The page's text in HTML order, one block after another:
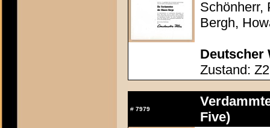
Schönherr,
Bergh,
Deutscher
Zustand: Z2
# 7979
Five)